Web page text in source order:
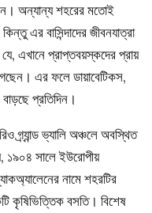
অন্যান্য শহরের মতোই
এর বাসিন্দাদের জীবনযাত্রা
এখানে প্রাপ্তবয়স্কদের প্রায়
এর ফলে ডায়াবেটিকস,
প্রতিদিন।
গ্র্যান্ড ভ্যালি অঞ্চলে অবস্থিত
১৯০৪ সালে ইউরোপীয়
নামে শহরটির
কৃষিভিত্তিক বসতি। বিশেষ